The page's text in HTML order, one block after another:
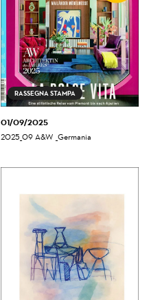
RASSEGNA STAMPA
01/09/2025
2025_09 A&W _Germania